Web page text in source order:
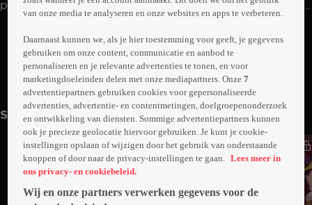
pakjesavond te redden. Ze zijn namelijk per ongeluk de
verlanglijstjes van alle kinderen in Nederland
kwijtgeraakt. Bang om het aan Sinterklaas te vertellen,
besluiten de Pieten het op te lossen met de hulp van hun
creatieve YouTube-vrienden. Lukt het ze om Sinterklaas
en de kinderen in Nederland een onvergetelijke
pakjesavond te bezorgen?
Meer
info
Seizoen 1
van onze media te analyseren en onze websites en apps te verbeteren.
Daarnaast kunnen we, als je hier toestemming voor geeft, je gegevens
gebruiken om onze content, communicatie en aanbod te
personaliseren en je relevante advertenties te tonen, en voor
marketingdoeleinden delen met onze mediapartners. Onze7
advertentiepartners gebruiken cookies voor gepersonaliseerde
advertenties, advertentie- en contentmetingen, doelgroepenonderzoek
en ontwikkeling van diensten. Sommige advertentiepartners kunnen
ook je precieze geolocatie hiervoor gebruiken. Je kunt je cookie-
instellingen opslaan of wijzigen door het gebruik van onderstaande
knoppen of door naar de privacy-instellingen te gaan.
Lees meer in
ons privacy- en cookiebeleid.
Wij en onze partners verwerken gegevens voor de